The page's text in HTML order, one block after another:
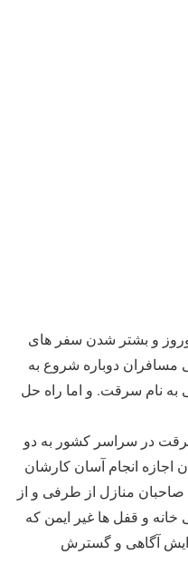
نوروز و بشتر شدن سفر های
مسافران دوباره شروع به
نام سرقت. و اما راه حل
در سراسر کشور به دو
انجام آسان کارشان
منازل از طرفی و از
و قفل ها غیر ایمن که
آگاهی و گسترش